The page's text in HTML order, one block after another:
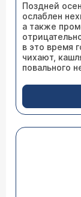
Поздней
ослаблен
а также
в это время
чихают,
повального